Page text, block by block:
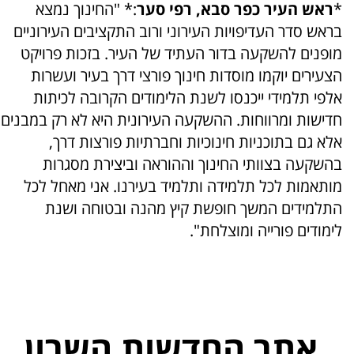
*ראש העיר כפר סבא, רפי סער:* "החינוך נמצא
בראש סדר העדיפויות העירוני ורוב התקציבים העירוניים
מופנים להשקעה בדור העתיד של העיר. בזכות פרויקט
הצעירים יוקמו מוסדות חינוך פורצי דרך בעיר ועשרות
אלפי תלמידי ייכנסו לשנת הלימודים הקרובה לכיתות
חדישות ומרווחות. ההשקעה העירונית היא לא רק במבנים
אלא גם בתוכניות חינוכיות וחברתיות פורצות דרך,
בהשקעה בצוותי החינוך וההוראה וביצירת מסגרות
מותאמות לכל תלמידה ותלמיד בעירנו. אני מאחל לכל
התלמידים המשך חופשת קיץ מהנה ובטוחה ושנת
לימודים פורייה ומוצלחת".